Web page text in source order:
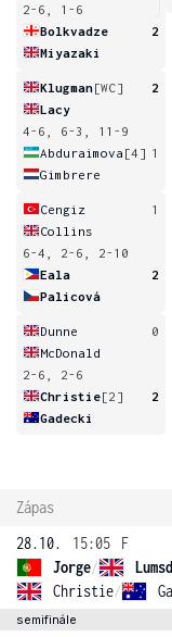
2-6, 1-6
Bolkvadze
2
Miyazaki
Klugman[WC]
2
Lacy
4-6, 6-3, 11-9
Abduraimova [4] 1
Gimbrere
Cengiz
1
Collins
6-4, 2-6, 2-10
Eala
2
Palicová
Dunne
0
McDonald
2-6, 2-6
Christie[2]
2
Gadecki
Zápas
28.10.
15:05
F
Jorge/
Christie/
semifinále